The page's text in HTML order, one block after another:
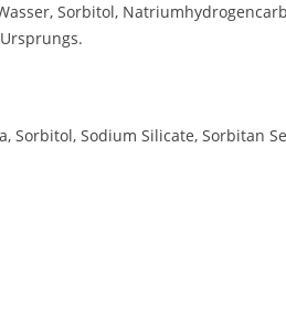
Sorbitol,
Sorbitol, Sodium Silicate, Sorbitan